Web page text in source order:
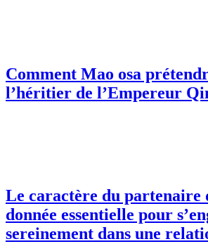
Comment Mao osa
l’héritier de l’Empereur
Le caractère du partenaire
donnée essentielle pour
sereinement dans une